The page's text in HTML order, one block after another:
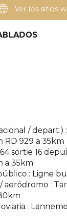
Ver los sitios
/ depart.)
RD 929 a 35km
sortie 16
a 35km
: Ligne
aeródromo :
: